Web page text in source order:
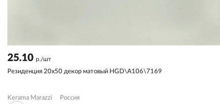
25.10 р./шт
Резиденция 20x50 декор матовый HGD\A106\7169
Kerama Marazzi Россия